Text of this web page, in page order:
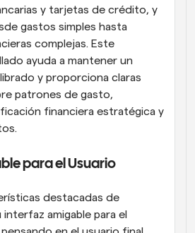
y tarjetas de crédito, y
gastos simples hasta
complejas. Este
ayuda a mantener un
y proporciona claras
patrones de gasto,
financiera estratégica y
para el Usuario
destacadas de
amigable para el